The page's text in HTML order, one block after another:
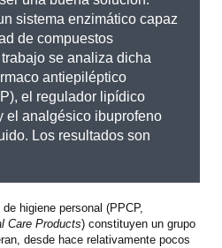
sistema enzimático capaz
de compuestos
se analiza dicha
antiepiléptico
el regulador lipídico
el analgésico ibuprofeno
Los resultados son
higiene personal (PPCP,
Care Products) constituyen un grupo
desde hace relativamente pocos